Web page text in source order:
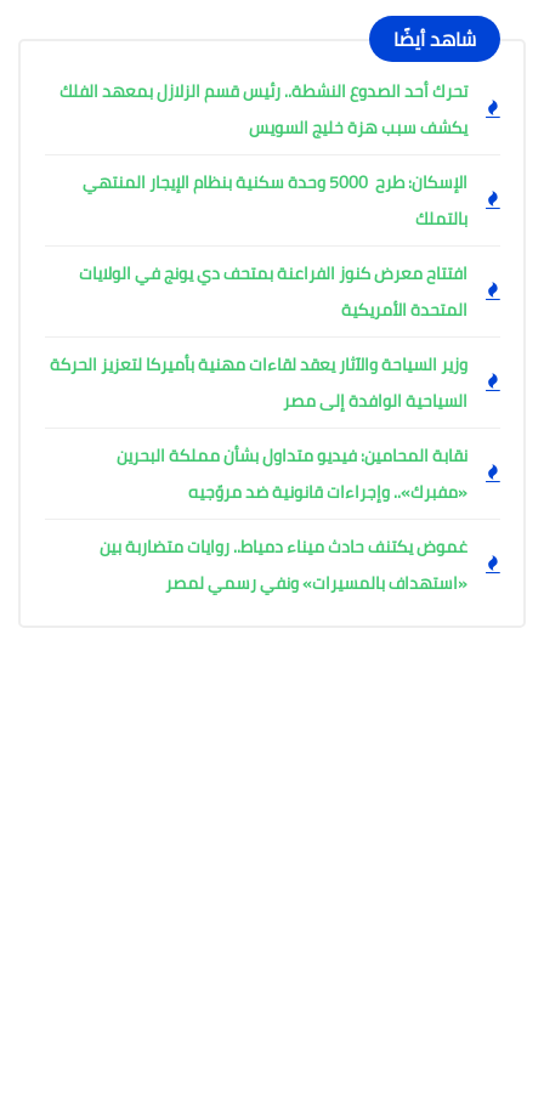
شاهد أيضًا
تحرك أحد الصدوع النشطة.. رئيس قسم الزلازل بمعهد الفلك
يكشف سبب هزة خليج السويس
الإسكان: طرح 5000 وحدة سكنية بنظام الإيجار المنتهي
بالتملك
افتتاح معرض كنوز الفراعنة بمتحف دي يونج في الولايات
المتحدة الأمريكية
وزير السياحة والآثار يعقد لقاءات مهنية بأميركا لتعزيز الحركة
السياحية الوافدة إلى مصر
نقابة المحامين: فيديو متداول بشأن مملكة البحرين
«مفبرك».. وإجراءات قانونية ضد مروّجيه
غموض يكتنف حادث ميناء دمياط.. روايات متضاربة بين
«استهداف بالمسيرات» ونفي رسمي لمصر